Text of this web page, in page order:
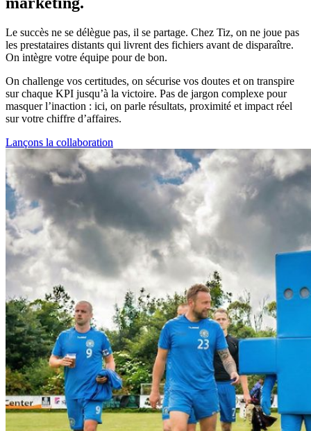
Le succès ne se délègue pas, il se partage. Chez Tiz, on ne joue pas
les prestataires distants qui livrent des fichiers avant de disparaître.
On intègre votre équipe pour de bon.
On challenge vos certitudes, on sécurise vos doutes et on transpire
sur chaque KPI jusqu’à la victoire. Pas de jargon complexe pour
masquer l’inaction : ici, on parle résultats, proximité et impact réel
sur votre chiffre d’affaires.
Lançons la collaboration